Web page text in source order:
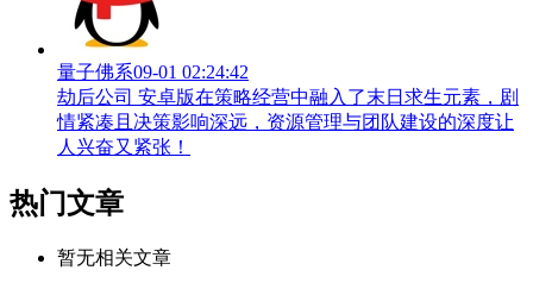
量子佛系09-01 02:24:42
劫后公司 安卓版在策略经营中融入了末日求生元素，剧
情紧凑且决策影响深远，资源管理与团队建设的深度让
人兴奋又紧张！
热门文章
暂无相关文章